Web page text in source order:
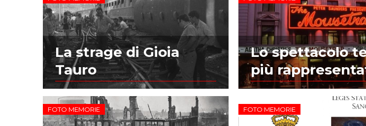
La strage di Gioia
Tauro
Lo spettacolo
più
FOTO MEMORIE FOTO MEMORIE